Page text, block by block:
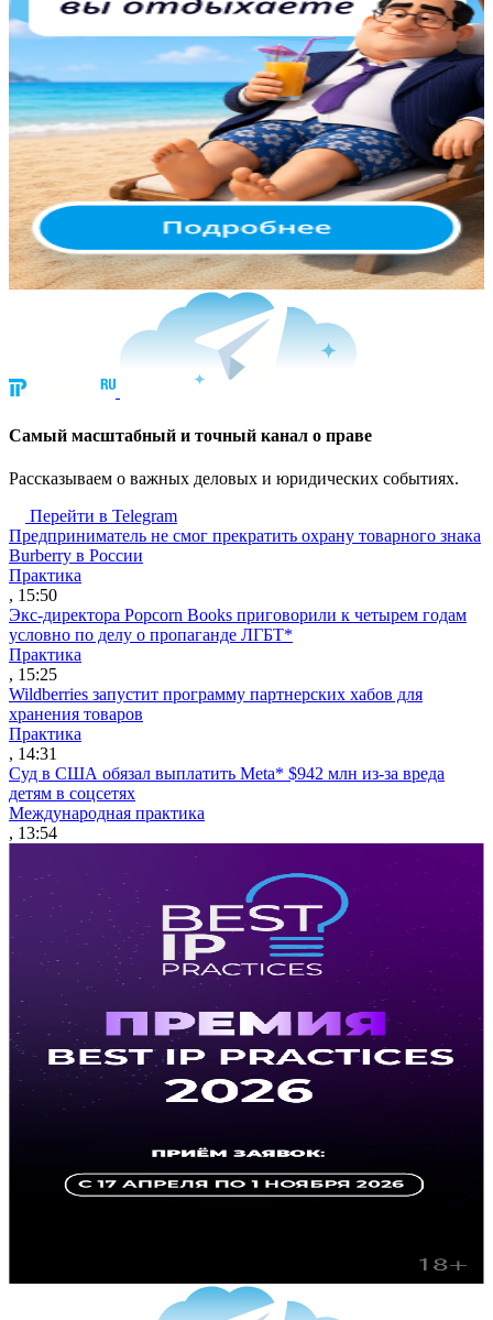
Cамый масштабный и точный канал о праве
Рассказываем о важных деловых и юридических событиях.
Перейти в Telegram
Предприниматель не смог прекратить охрану товарного знака
Burberry в России
Практика
, 15:50
Экс-директора Popcorn Books приговорили к четырем годам
условно по делу о пропаганде ЛГБТ*
Практика
, 15:25
Wildberries запустит программу партнерских хабов для
хранения товаров
Практика
, 14:31
Суд в США обязал выплатить Meta* $942 млн из-за вреда
детям в соцсетях
Международная практика
, 13:54